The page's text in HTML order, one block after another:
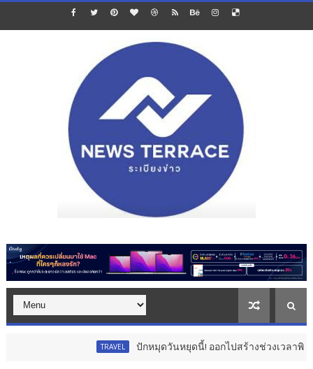
ปักหมุดวันหยุดนี้! ออกไปสร้างช่วงเวลาพิเศษกับครอบค